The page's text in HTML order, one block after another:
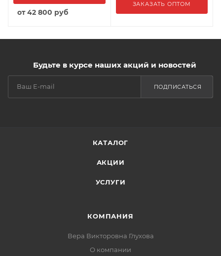
от42 800 руб
ЗАКАЗАТЬ ОПТОМ
Будьте в курсе наших акций и новостей
ПОДПИСАТЬСЯ
КАТАЛОГ
АКЦИИ
УСЛУГИ
КОМПАНИЯ
Вера Викторовна Глухова
О компании